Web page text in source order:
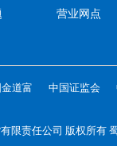
营业网点
金道富 中国证监会
限责任公司 版权所有